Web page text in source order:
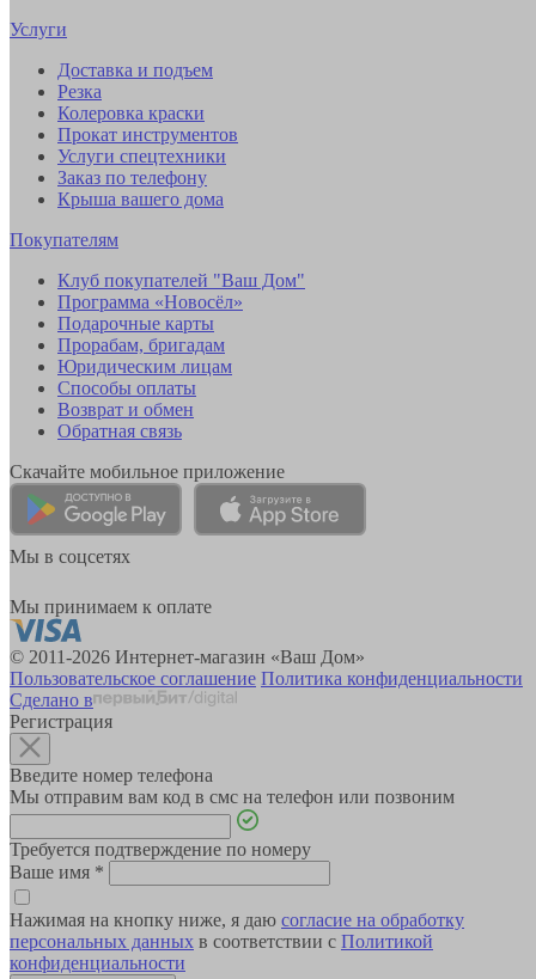
Услуги
Доставка и подъем
Резка
Колеровка краски
Прокат инструментов
Услуги спецтехники
Заказ по телефону
Крыша вашего дома
Покупателям
Клуб покупателей "Ваш Дом"
Программа «Новосёл»
Подарочные карты
Прорабам, бригадам
Юридическим лицам
Способы оплаты
Возврат и обмен
Обратная связь
Скачайте мобильное приложение
Мы в соцсетях
Мы принимаем к оплате
© 2011-2026 Интернет-магазин «Ваш Дом»
Пользовательское соглашение Политика конфиденциальности
Сделано в
Регистрация
Введите номер телефона
Мы отправим вам код в смс на телефон или позвоним
Требуется подтверждение по номеру
Ваше имя *
Нажимая на кнопку ниже, я даю согласие на обработку
персональных данных в соответствии с Политикой
конфиденциальности